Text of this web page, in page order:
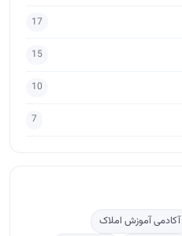
17
15
10
7
آکادمی آموزش املاک